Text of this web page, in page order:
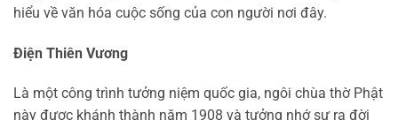
hiểu về văn hóa cuộc sống của con người nơi đây.
Điện Thiên Vương
Là một công trình tưởng niệm quốc gia, ngôi chùa thờ Phật
này được khánh thành năm 1908 và tưởng nhớ sự ra đời